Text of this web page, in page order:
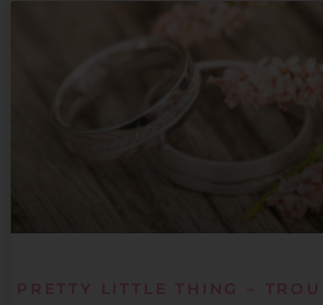
PRETTY LITTLE THING –